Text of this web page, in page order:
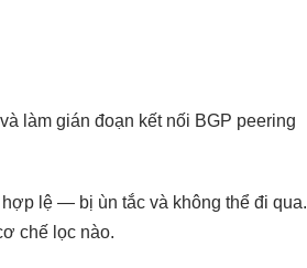
làm gián đoạn kết nối BGP peering
lệ — bị ùn tắc và không thể đi qua.
chế lọc nào.